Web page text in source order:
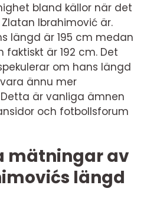
bland källor när det
Ibrahimović är.
längd är 195 cm medan
är 192 cm. Det
om hans längd
ännu mer
är vanliga ämnen
och fotbollsforum
mätningar av
längd